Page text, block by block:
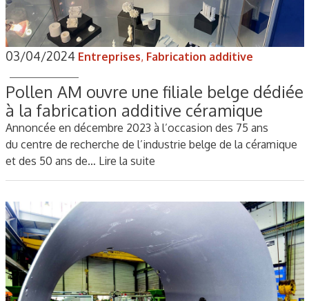
03/04/2024 Entreprises, Fabrication additive
Pollen AM ouvre une filiale belge dédiée
à la fabrication additive céramique
Annoncée en décembre 2023 à l’occasion des 75 ans
du centre de recherche de l’industrie belge de la céramique
et des 50 ans de… Lire la suite